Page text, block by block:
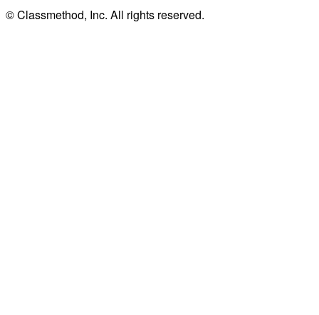
© Classmethod, Inc. All rights reserved.